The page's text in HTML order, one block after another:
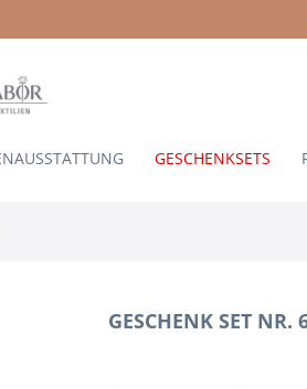
GESCHENKSETS
GESCHENK SET NR.